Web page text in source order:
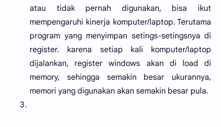
atau tidak pernah digunakan, bisa ikut
mempengaruhi kinerja komputer/laptop. Terutama
program yang menyimpan setings-setingsnya di
register. karena setiap kali komputer/laptop
dijalankan, register windows akan di load di
memory, sehingga semakin besar ukurannya,
memori yang digunakan akan semakin besar pula.